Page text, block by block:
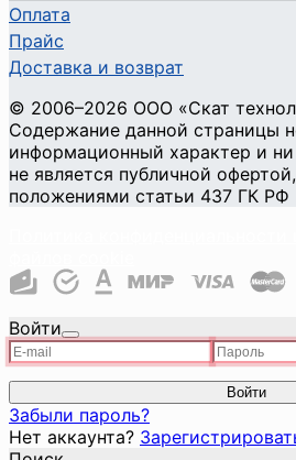
Оплата
Прайс
Доставка и возврат
© 2006–2026 ООО «Скат
Содержание данной страницы
информационный характер и
не является публичной
положениями статьи 437 ГК РФ
Войти
Войти
Забыли пароль?
Нет аккаунта?